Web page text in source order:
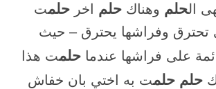
الحلم وهناك حلم اخر حلمت
تحترق وفراشها يحترق – حيث
على فراشها عندما حلمت هذا
حلم حلمت به اختي بان خفاش